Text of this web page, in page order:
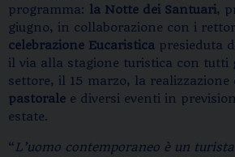
programma: la Notte dei Santuari,
giugno, in collaborazione con i
celebrazione Eucaristica presieduta
il via alla stagione turistica con tutti
settore, il 15 marzo, la realizzazione
pastorale e diversi eventi in
estate.
“L’uomo contemporaneo è un